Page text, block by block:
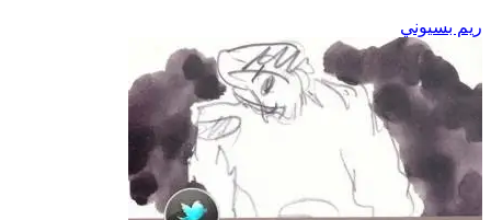
ريم بسيوني